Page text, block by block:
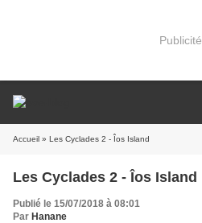
Publicité
Accueil » Les Cyclades 2 - Îos Island
Les Cyclades 2 - Îos Island
Publié le 15/07/2018 à 08:01
Par Hanane